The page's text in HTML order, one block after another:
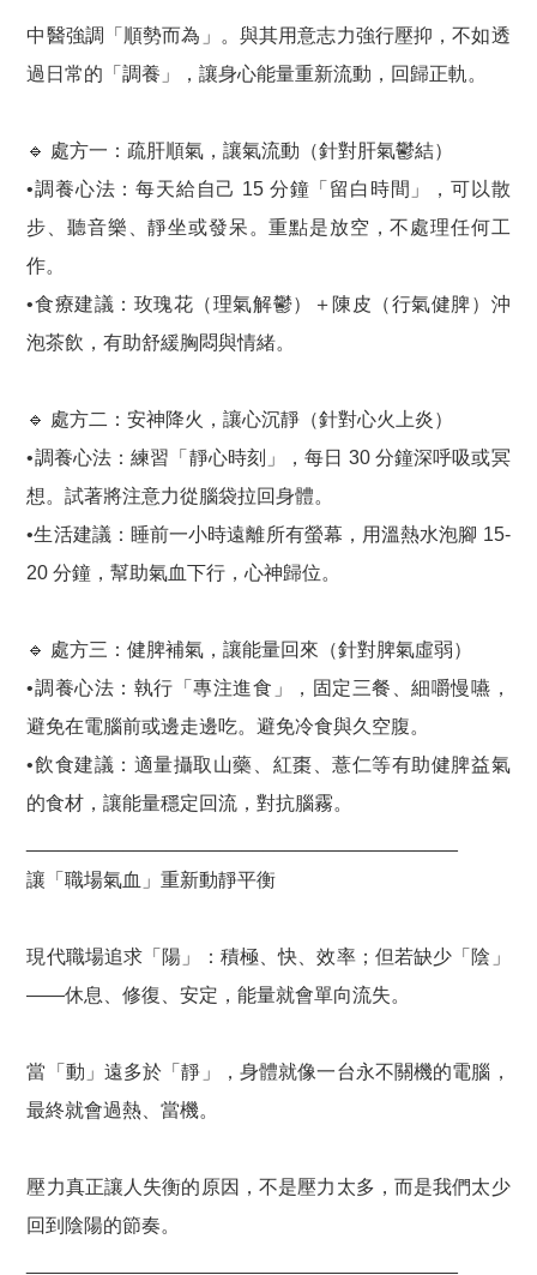
中醫強調「順勢而為」。與其用意志力強行壓抑，不如透
過日常的「調養」，讓身心能量重新流動，回歸正軌。
🔹 處方一：疏肝順氣，讓氣流動（針對肝氣鬱結）
•調養心法：每天給自己 15 分鐘「留白時間」，可以散
步、聽音樂、靜坐或發呆。重點是放空，不處理任何工
作。
•食療建議：玫瑰花（理氣解鬱）＋陳皮（行氣健脾）沖
泡茶飲，有助舒緩胸悶與情緒。
🔹 處方二：安神降火，讓心沉靜（針對心火上炎）
•調養心法：練習「靜心時刻」，每日 30 分鐘深呼吸或冥
想。試著將注意力從腦袋拉回身體。
•生活建議：睡前一小時遠離所有螢幕，用溫熱水泡腳 15-
20 分鐘，幫助氣血下行，心神歸位。
🔹 處方三：健脾補氣，讓能量回來（針對脾氣虛弱）
•調養心法：執行「專注進食」，固定三餐、細嚼慢嚥，
避免在電腦前或邊走邊吃。避免冷食與久空腹。
•飲食建議：適量攝取山藥、紅棗、薏仁等有助健脾益氣
的食材，讓能量穩定回流，對抗腦霧。
讓「職場氣血」重新動靜平衡
現代職場追求「陽」：積極、快、效率；但若缺少「陰」
——休息、修復、安定，能量就會單向流失。
當「動」遠多於「靜」，身體就像一台永不關機的電腦，
最終就會過熱、當機。
壓力真正讓人失衡的原因，不是壓力太多，而是我們太少
回到陰陽的節奏。